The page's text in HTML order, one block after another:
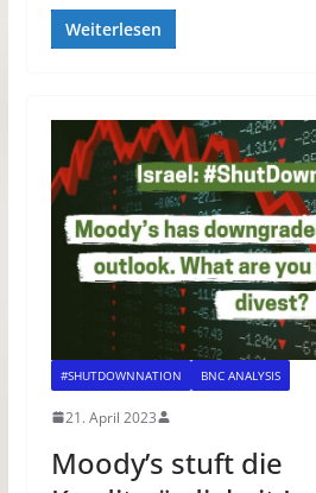
Weiterlesen
#SHUTDOWNNATION BNC ANALYSIS
21. April 2023
Moody’s stuft die